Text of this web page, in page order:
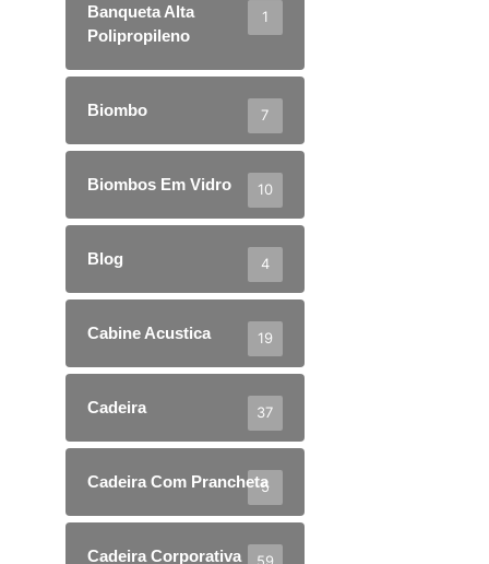
Banqueta Alta
Polipropileno
1
Biombo 7
Biombos Em Vidro 10
Blog 4
Cabine Acustica 19
Cadeira 37
Cadeira Com Prancheta
5
Cadeira Corporativa